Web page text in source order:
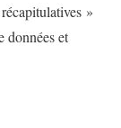
»
données et